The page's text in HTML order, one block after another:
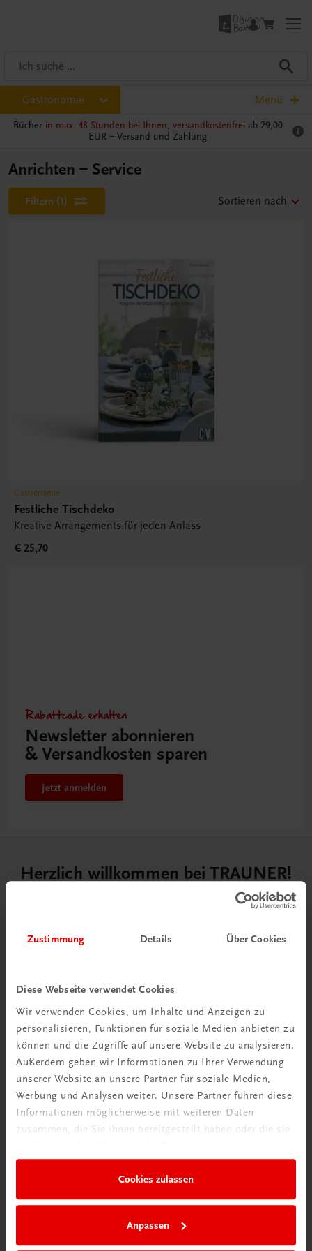
Zustimmung Details Über Cookies
Diese Webseite verwendet Cookies
Wir verwenden Cookies, um Inhalte und Anzeigen zu
personalisieren, Funktionen für soziale Medien anbieten zu
können und die Zugriffe auf unsere Website zu analysieren.
Außerdem geben wir Informationen zu Ihrer Verwendung
unserer Website an unsere Partner für soziale Medien,
Werbung und Analysen weiter. Unsere Partner führen diese
Informationen möglicherweise mit weiteren Daten
zusammen, die Sie ihnen bereitgestellt haben oder die sie
Cookies zulassen
Anpassen
Gastronomie Menü
Bücher in max. 48 Stunden bei Ihnen, versandkostenfrei ab 29,00
EUR – Versand und Zahlung
Anrichten – Service
Filtern (1) Sortieren nach
Gastronomie
Festliche Tischdeko
Kreative Arrangements für jeden Anlass
€ 25,70
Rabattcode erhalten
Newsletter abonnieren
& Versandkosten sparen
Jetzt anmelden
Herzlich willkommen bei TRAUNER!
Wir sind ein österreichisches Familienunternehmen mit
Begeisterung für unsere Produkte.
mehr erfahren
TRAUNER Verlag + Buchservice GmbH
Köglstraße 14 | 4020 Linz
Tel.:+43 732 778241
buchservice@trauner.at
WhatsApp:+43 664 88 58 69 41